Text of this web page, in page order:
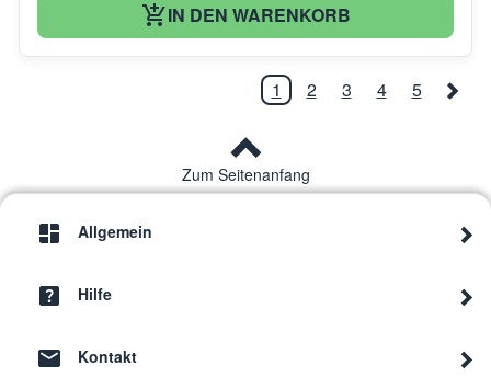
IN DEN WARENKORB
1 2 3 4 5
Zum Seitenanfang
Allgemein
Hilfe
Kontakt